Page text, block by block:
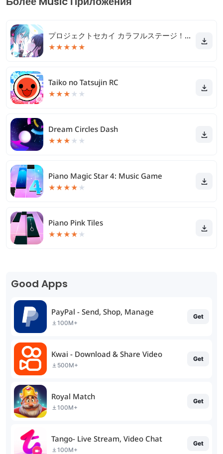
プロジェクトセカイ カラフルステージ！ feat. 初音ミク
★★★★★
Taiko no Tatsujin RC
★★★ ★ ★
Dream Circles Dash
★★★ ★ ★
Piano Magic Star 4: Music Game
★★★★ ★
Piano Pink Tiles
★★★★ ★
Good Apps
PayPal - Send, Shop, Manage
100M+
Get
Kwai - Download & Share Video
500M+
Get
Royal Match
100M+
Get
Tango- Live Stream, Video Chat
100M+
Get